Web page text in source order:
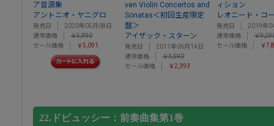
ア音源集
アントニオ・ヤニグロ
発売日
2020年05月08日
通常価格
￥5,990
セール価格
￥5,091
ven Violin Concertos and
Sonatas＜初回生産限定
盤＞
アイザック・スターン
発売日
2011年06月14日
通常価格
￥3,590
セール価格
￥2,393
ィション
レオニード・コ
発売日
2019年
通常価格
￥
セール価格
￥
22.ドビュッシー：前奏曲集第1巻